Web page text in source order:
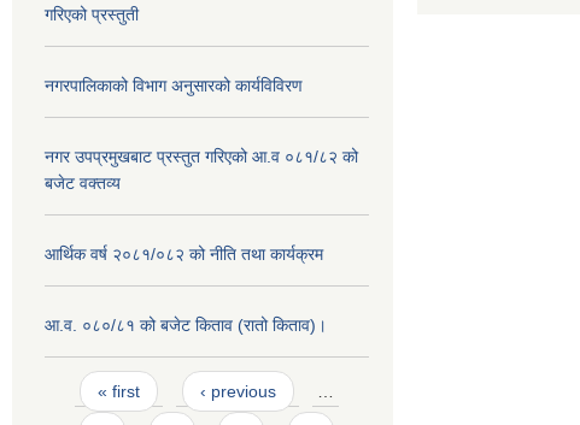
गरिएको प्रस्तुती
नगरपालिकाको विभाग अनुसारको कार्यविविरण
नगर उपप्रमुखबाट प्रस्तुत गरिएको आ.व ०८१/८२ को
बजेट वक्तव्य
आर्थिक वर्ष २०८१/०८२ को नीति तथा कार्यक्रम
आ.व. ०८०/८१ को बजेट किताव (रातो किताव)।
Pages
« first ‹ previous